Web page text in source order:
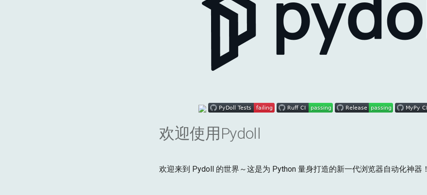
欢迎使用Pydoll
欢迎来到 Pydoll 的世界～这是为 Python 量身打造的新一代浏览器自动化神器！